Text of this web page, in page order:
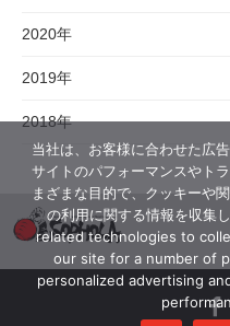
2020年
2019年
2018年
当社は、お客様に合わせた広
サイトのパフォーマンスやト
まざまな目的で、クッキーや
の利用に関する情報を収集
related technologies to
our site for a number of
personalized advertising